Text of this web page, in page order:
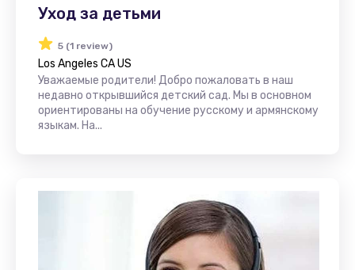
Уход за детьми
5 (1 review)
Los Angeles CA US
Уважаемые родители! Добро пожаловать в наш
недавно открывшийся детский сад. Мы в основном
ориентированы на обучение русскому и армянскому
языкам. На...